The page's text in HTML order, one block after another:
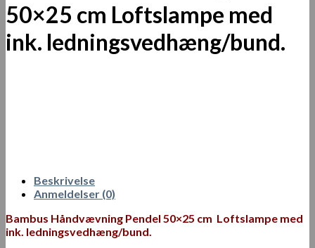
50×25 cm Loftslampe med
ink. ledningsvedhæng/bund.
Beskrivelse
Anmeldelser (0)
Bambus Håndvævning Pendel 50×25 cm Loftslampe med
ink. ledningsvedhæng/bund.